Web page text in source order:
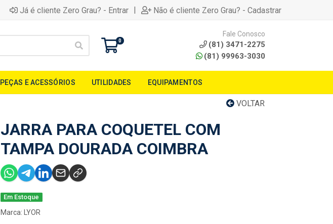
Já é cliente Zero Grau? - Entrar | Não é cliente Zero Grau? - Cadastrar
0
Fale Conosco
(81) 3471-2275
(81) 99963-3030
PEÇAS E ACESSÓRIOS UTILIDADES EQUIPAMENTOS
VOLTAR
JARRA PARA COQUETEL COM
TAMPA DOURADA COIMBRA
Em Estoque
Marca: LYOR